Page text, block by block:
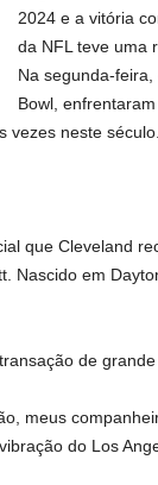
2024 e a vitória
da NFL teve uma
Na segunda-
Bowl,
vezes neste século.
que Cleveland
Nascido em
de grande
meus
do Los